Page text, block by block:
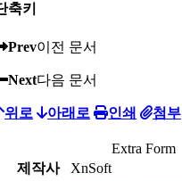
축키
Prev이전 문서
Next다음 문서
위로 아래로 인쇄 첨부
Extra Form
제작사
XnSoft